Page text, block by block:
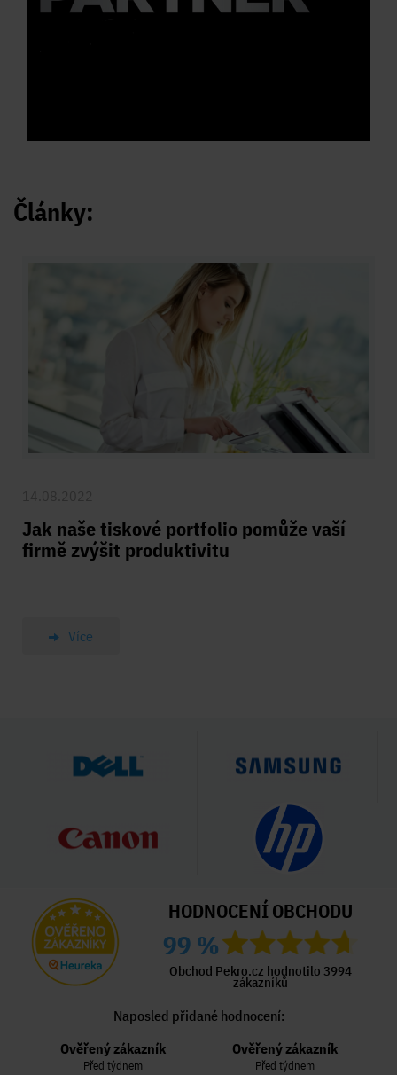
Články:
Jak naše tiskové portfolio pomůže vaší
firmě zvýšit produktivitu
Více
HODNOCENÍ OBCHODU
99 %
Obchod Pekro.cz hodnotilo 3994
zákazníků
Naposled přidané hodnocení:
Ověřený zákazník
Před týdnem
Ověřený zákazník
Před týdnem